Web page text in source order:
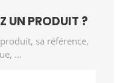
UN PRODUIT ?
sa référence,
...